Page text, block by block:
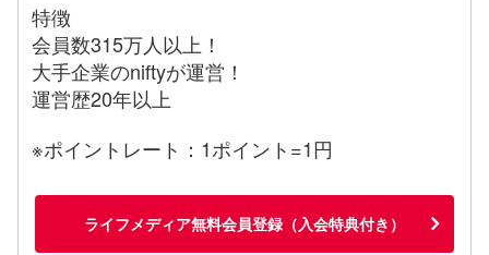
特徴
会員数315万人以上！
大手企業のniftyが運営！
運営歴20年以上
※ポイントレート：1ポイント=1円
ライフメディア無料会員登録（入会特典付き）